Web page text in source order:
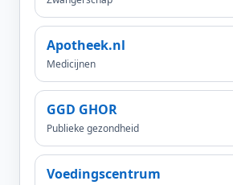
Apotheek.nl
Medicijnen
GGD GHOR
Publieke gezondheid
Voedingscentrum